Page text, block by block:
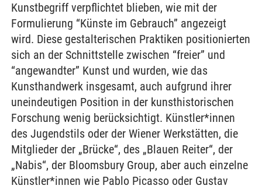
Kunstbegriff verpflichtet blieben, wie mit der
Formulierung “Künste im Gebrauch” angezeigt
wird. Diese gestalterischen Praktiken positionierten
sich an der Schnittstelle zwischen “freier” und
“angewandter” Kunst und wurden, wie das
Kunsthandwerk insgesamt, auch aufgrund ihrer
uneindeutigen Position in der kunsthistorischen
Forschung wenig berücksichtigt. Künstler*innen
des Jugendstils oder der Wiener Werkstätten, die
Mitglieder der „Brücke“, des „Blauen Reiter“, der
„Nabis“, der Bloomsbury Group, aber auch einzelne
Künstler*innen wie Pablo Picasso oder Gustav